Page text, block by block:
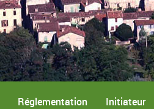
Réglementation Initiateur